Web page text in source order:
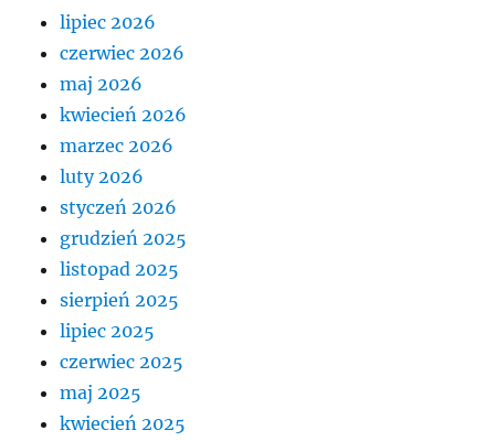
lipiec 2026
czerwiec 2026
maj 2026
kwiecień 2026
marzec 2026
luty 2026
styczeń 2026
grudzień 2025
listopad 2025
sierpień 2025
lipiec 2025
czerwiec 2025
maj 2025
kwiecień 2025